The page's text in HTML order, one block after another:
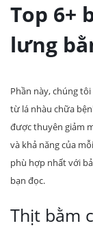
Top 6+
lưng
Phần này, chúng
từ lá nhàu chữa
được thuyên giảm
và khả năng của
phù hợp nhất với
bạn đọc.
Thịt bằm